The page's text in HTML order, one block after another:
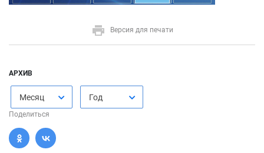
Версия для печати
АРХИВ
Месяц Год
Поделиться